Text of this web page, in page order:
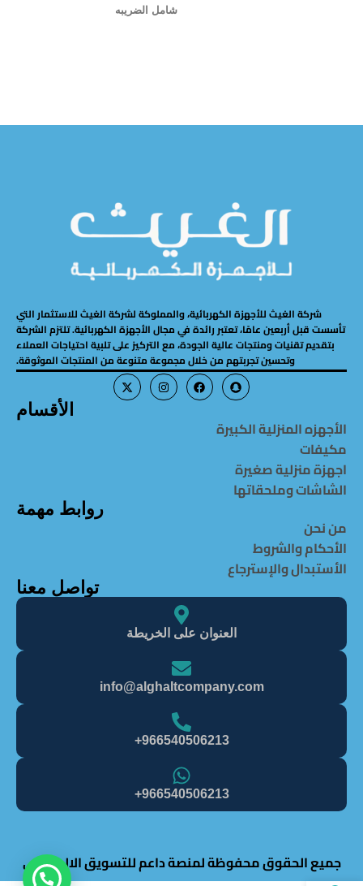
شامل الضريبه
شركة الغيث للأجهزة الكهربائية، والمملوكة لشركة الغيث للاستثمار التي
تأسست قبل أربعين عامًا، تعتبر رائدة في مجال الأجهزة الكهربائية. تلتزم الشركة
بتقديم تقنيات ومنتجات عالية الجودة، مع التركيز على تلبية احتياجات العملاء
وتحسين تجربتهم من خلال مجموعة متنوعة من المنتجات الموثوقة.
الأقسام
الأجهزه المنزلية الكبيرة
مكيفات
اجهزة منزلية صغيرة
الشاشات وملحقاتها
روابط مهمة
من نحن
الأحكام والشروط
الأستبدال والإسترجاع
تواصل معنا
العنوان على الخريطة
info@alghaItcompany.com
966540506213+
966540506213+
جميع الحقوق محفوظة لمنصة داعم للتسويق الالكتروني